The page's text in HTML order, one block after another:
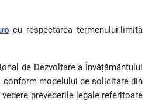
cu respectarea termenului-limită
de Dezvoltare a Învățământului
conform modelului de solicitare din
prevederile legale referitoare